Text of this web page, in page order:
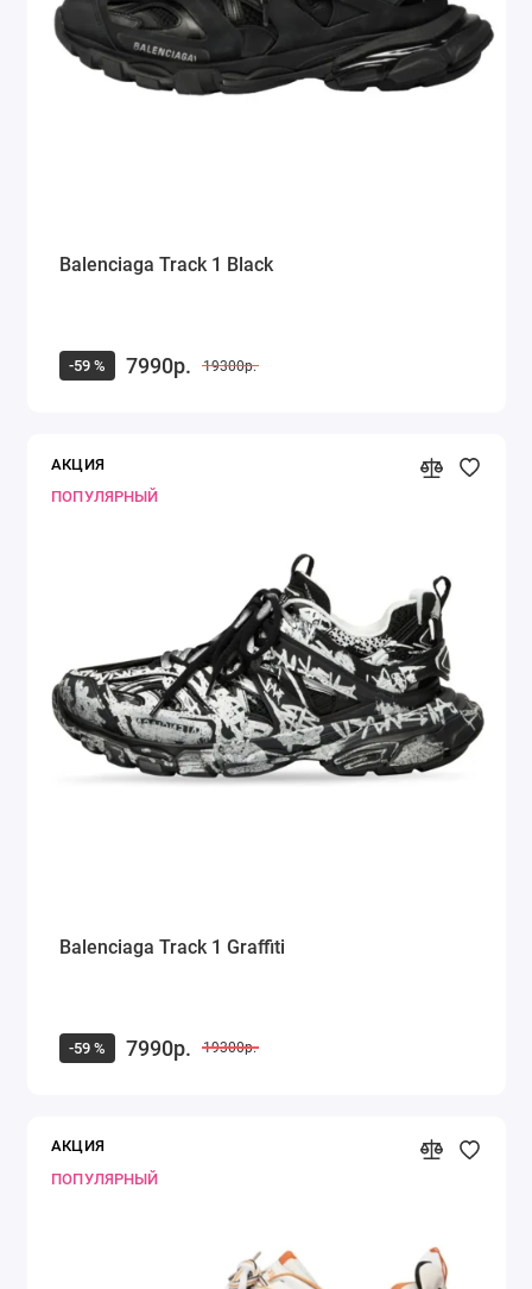
Кроссовки Saucony
Кроссовки Puma
Balenciaga Track 1 Black
-59 % 7990р. 19300р.
АКЦИЯ
ПОПУЛЯРНЫЙ
Balenciaga Track 1 Graffiti
-59 % 7990р. 19300р.
АКЦИЯ
ПОПУЛЯРНЫЙ